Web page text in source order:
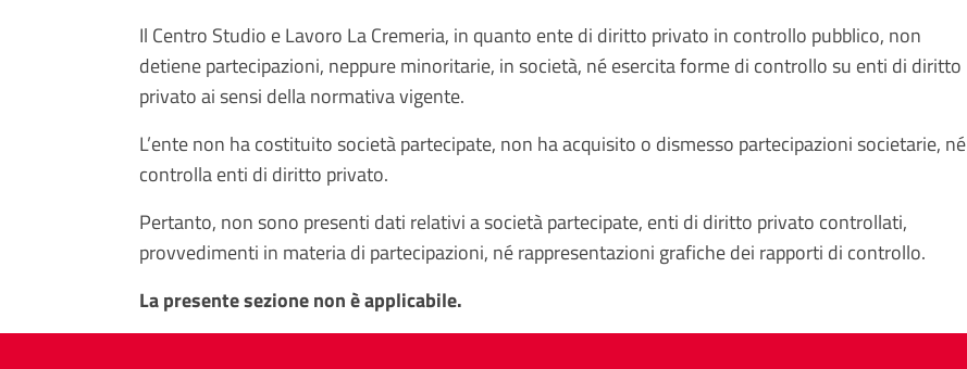
Il Centro Studio e Lavoro La Cremeria, in quanto ente di diritto privato in controllo pubblico, non
detiene partecipazioni, neppure minoritarie, in società, né esercita forme di controllo su enti di diritto
privato ai sensi della normativa vigente.
L’ente non ha costituito società partecipate, non ha acquisito o dismesso partecipazioni societarie, né
controlla enti di diritto privato.
Pertanto, non sono presenti dati relativi a società partecipate, enti di diritto privato controllati,
provvedimenti in materia di partecipazioni, né rappresentazioni grafiche dei rapporti di controllo.
La presente sezione non è applicabile.